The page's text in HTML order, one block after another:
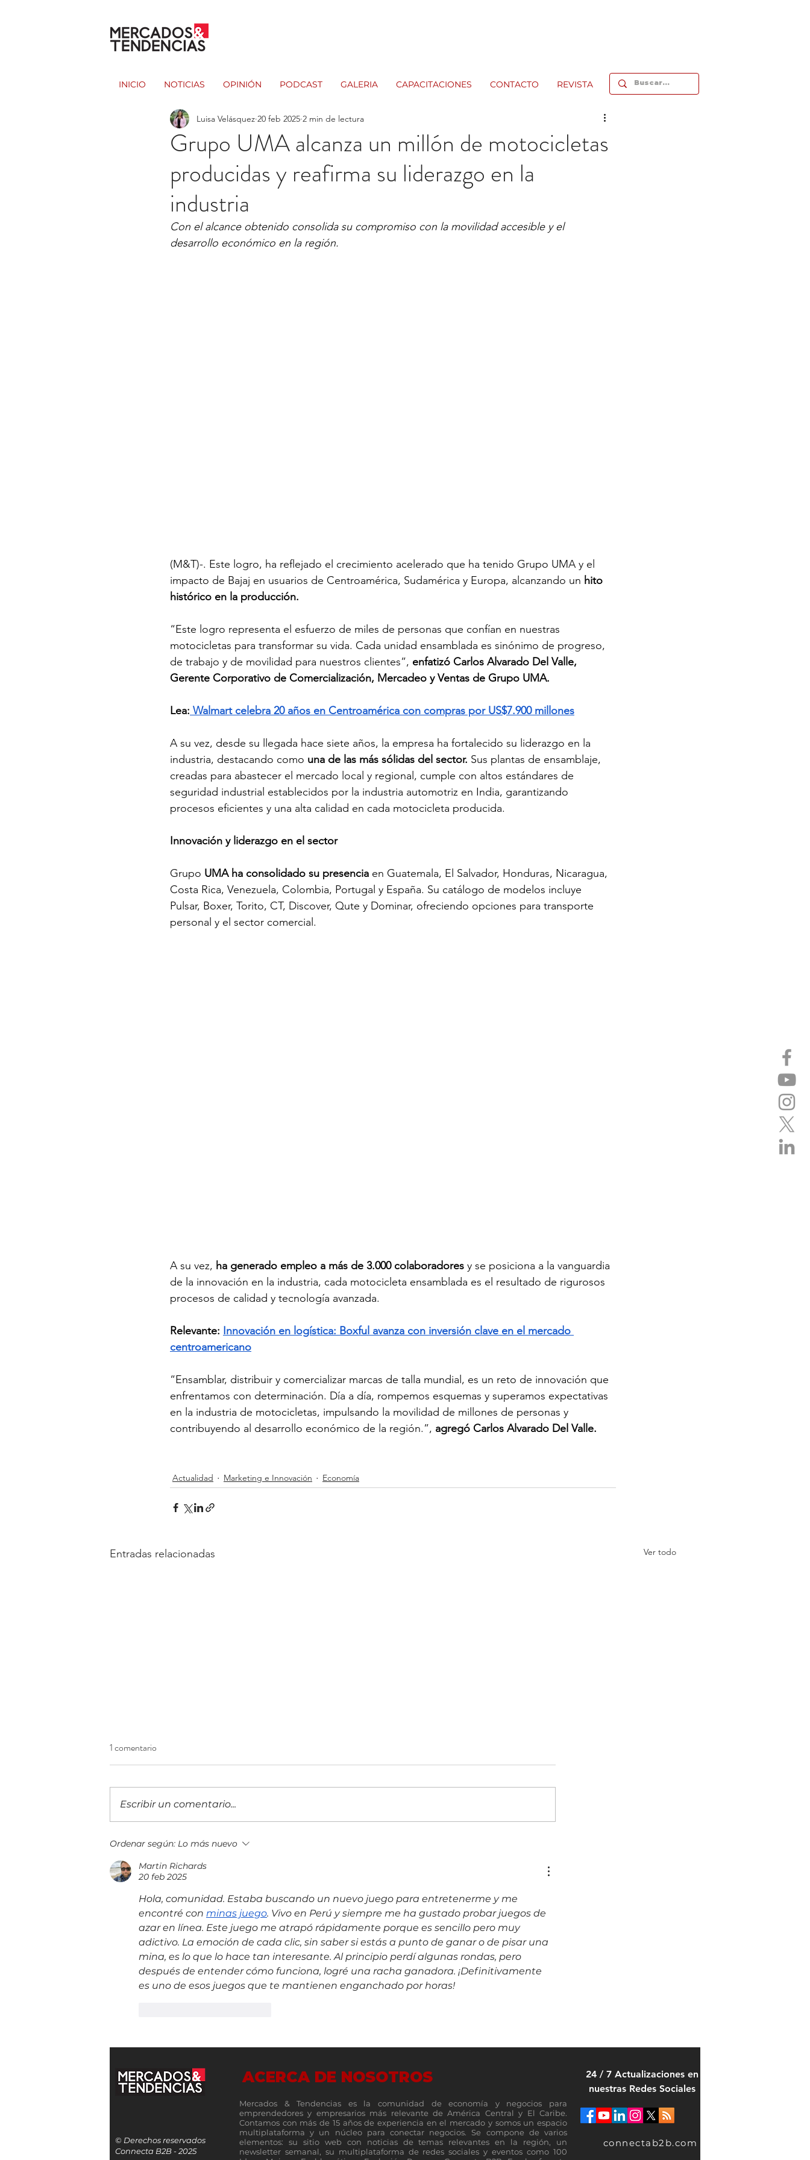
INICIO NOTICIAS OPINIÓN PODCAST GALERIA CAPACITACIONES CONTACTO REVISTA
Grupo UMA alcanza un millón de motocicletas
producidas y reafirma su liderazgo en la
industria
Luisa Velásquez 20 feb 2025 2 min de lectura
Con el alcance obtenido consolida su compromiso con la movilidad accesible y el
desarrollo económico en la región.
(M&T)-. Este logro, ha reflejado el crecimiento acelerado que ha tenido Grupo UMA y el
impacto de Bajaj en usuarios de Centroamérica, Sudamérica y Europa, alcanzando un hito
histórico en la producción.
“Este logro representa el esfuerzo de miles de personas que confían en nuestras
motocicletas para transformar su vida. Cada unidad ensamblada es sinónimo de progreso,
de trabajo y de movilidad para nuestros clientes”, enfatizó Carlos Alvarado Del Valle,
Gerente Corporativo de Comercialización, Mercadeo y Ventas de Grupo UMA.
Lea: Walmart celebra 20 años en Centroamérica con compras por US$7.900 millones
A su vez, desde su llegada hace siete años, la empresa ha fortalecido su liderazgo en la
industria, destacando como una de las más sólidas del sector. Sus plantas de ensamblaje,
creadas para abastecer el mercado local y regional, cumple con altos estándares de
seguridad industrial establecidos por la industria automotriz en India, garantizando
procesos eficientes y una alta calidad en cada motocicleta producida.
Innovación y liderazgo en el sector
Grupo UMA ha consolidado su presencia en Guatemala, El Salvador, Honduras, Nicaragua,
Costa Rica, Venezuela, Colombia, Portugal y España. Su catálogo de modelos incluye
Pulsar, Boxer, Torito, CT, Discover, Qute y Dominar, ofreciendo opciones para transporte
personal y el sector comercial.
A su vez, ha generado empleo a más de 3.000 colaboradores y se posiciona a la vanguardia
de la innovación en la industria, cada motocicleta ensamblada es el resultado de rigurosos
procesos de calidad y tecnología avanzada.
Relevante: Innovación en logística: Boxful avanza con inversión clave en el mercado
centroamericano
“Ensamblar, distribuir y comercializar marcas de talla mundial, es un reto de innovación que
enfrentamos con determinación. Día a día, rompemos esquemas y superamos expectativas
en la industria de motocicletas, impulsando la movilidad de millones de personas y
contribuyendo al desarrollo económico de la región.”, agregó Carlos Alvarado Del Valle.
Actualidad Marketing e Innovación Economía
Entradas relacionadas Ver todo
¡Construyendo el futuro
financiero! Llega a Guatemala la
IX edición del 5B Digital Summit
servicios gestionados
1 comentario
Escribir un comentario...
Ordenar según: Lo más nuevo
Martin Richards
20 feb 2025
Hola, comunidad. Estaba buscando un nuevo juego para entretenerme y me
encontré con minas juego. Vivo en Perú y siempre me ha gustado probar juegos de
azar en línea. Este juego me atrapó rápidamente porque es sencillo pero muy
adictivo. La emoción de cada clic, sin saber si estás a punto de ganar o de pisar una
mina, es lo que lo hace tan interesante. Al principio perdí algunas rondas, pero
después de entender cómo funciona, logré una racha ganadora. ¡Definitivamente
es uno de esos juegos que te mantienen enganchado por horas!
© Derechos reservados
Connecta B2B - 2025
ACERCA DE NOSOTROS
Mercados & Tendencias es la comunidad de economía y negocios para
emprendedores y empresarios más relevante de América Central y El Caribe.
Contamos con más de 15 años de experiencia en el mercado y somos un espacio
multiplataforma y un núcleo para conectar negocios. Se compone de varios
elementos: su sitio web con noticias de temas relevantes en la región, un
newsletter semanal, su multiplataforma de redes sociales y eventos como 100
24 / 7 Actualizaciones en
nuestras Redes Sociales
connectab2b.com